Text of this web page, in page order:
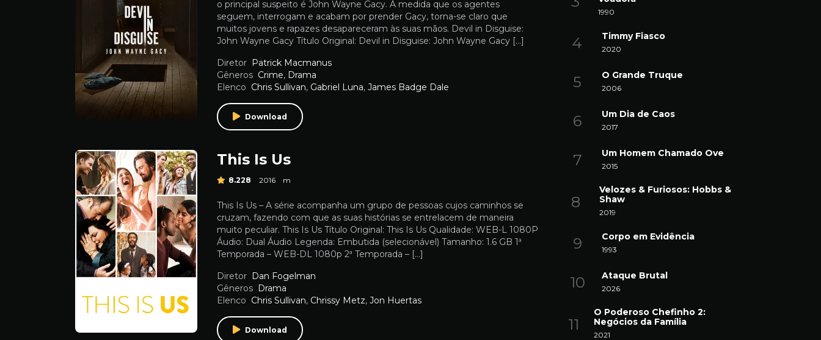
o principal suspeito é John Wayne Gacy. À medida que os agentes
seguem, interrogam e acabam por prender Gacy, torna-se claro que
muitos jovens e rapazes desapareceram às suas mãos. Devil in Disguise:
John Wayne Gacy Título Original: Devil in Disguise: John Wayne Gacy […]
Diretor Patrick Macmanus
Gêneros Crime, Drama
Elenco Chris Sullivan, Gabriel Luna, James Badge Dale
Download
This Is Us
8.228 2016 m
This Is Us – A série acompanha um grupo de pessoas cujos caminhos se
cruzam, fazendo com que as suas histórias se entrelacem de maneira
muito peculiar. This Is Us Título Original: This Is Us Qualidade: WEB-L 1080P
Áudio: Dual Áudio Legenda: Embutida (selecionável) Tamanho: 1.6 GB 1ª
Temporada – WEB-DL 1080p 2ª Temporada – […]
Diretor Dan Fogelman
Gêneros Drama
Elenco Chris Sullivan, Chrissy Metz, Jon Huertas
Download
1990
Timmy Fiasco
2020
O Grande Truque
2006
Um Dia de Caos
2017
Um Homem Chamado Ove
2015
Velozes & Furiosos: Hobbs &
Shaw
2019
Corpo em Evidência
1993
Ataque Brutal
2026
O Poderoso Chefinho 2:
Negócios da Família
2021